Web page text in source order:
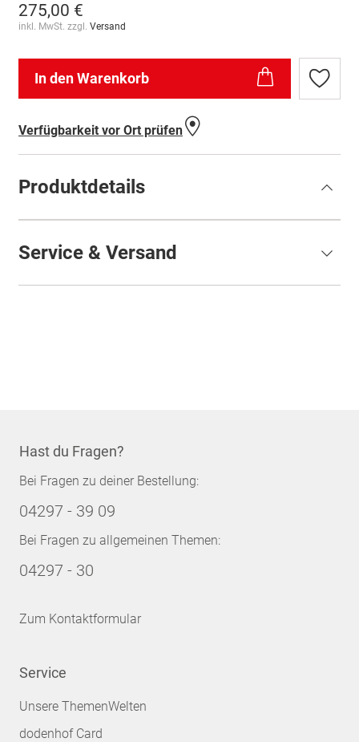
275,00 €
inkl. MwSt. zzgl. Versand
In den Warenkorb
Zur
Verfügbarkeit vor Ort prüfen
Produktdetails
Service & Versand
Hast du Fragen?
Bei Fragen zu deiner Bestellung:
04297 - 39 09
Bei Fragen zu allgemeinen Themen:
04297 - 30
Zum Kontaktformular
Service
Unsere ThemenWelten
dodenhof Card